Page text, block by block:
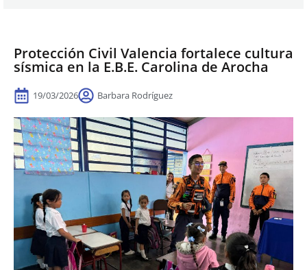
Protección Civil Valencia fortalece cultura
sísmica en la E.B.E. Carolina de Arocha
19/03/2026 Barbara Rodríguez